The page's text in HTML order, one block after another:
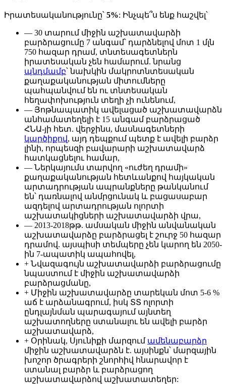
Իրատեսականությունը՝ 5%: Ինչպե՞ս ենք հաշվել՝
— 30 տարում միջին աշխատավարձի
բարձրացումը 7 անգամ՝ դարձնելով մոտ 1 մլն
750 հազար դրամ, տնտեսագետներն
իրատեսական չեն համարում. նրանց
պնդմամբ՝ նախկին մակրոտնտեսական
քաղաքականության միտումները
պահպանվում են ու տնտեսական
հեղափոխություն տեղի չի ունենում,
— Յոթնապատիկ ավելացած աշխատավարձն
անհամատեղելի է 15 անգամ բարձրացած
ՀՆԱ-յի հետ. վերջինս, մասնագետների
կարծիքով, այդ դեպքում պետք է ավելի բարձր
լինի, որպեսզի բավարարի աշխատավարձ
հատկացնելու համար,
— Ներկայումս տարվող «ուժեղ դրամի»
քաղաքականության հետևանքով հայկական
արտադրության ապրանքները թանկանում
են՝ դառնալով անմրցունակ և բացասաբար
ազդելով արտադրության ոլորտի
աշխատակիցների աշխատավարձի վրա,
— 2013-2018թթ. ամսական միջին անվանական
աշխատավարձը բարձրացել է շուրջ 50 հազար
դրամով. այսպիսի տեմպերը չեն կարող են 2050-
ին 7-ապատիկ ապահովել,
+ Նվազագույն աշխատավարձի բարձրացումը
նպաստում է միջին աշխատավարձի
բարձրացմանը,
+ Միջին աշխատավարձը տարեկան մոտ 5-6 %
աճ է արձանագրում, իսկ ՏՏ ոլորտի
ընդլայնման պարագայում այնտեղ
աշխատողները ստանալու են ավելի բարձր
աշխատավարձ,
+ Օրինակ, Սյունիքի մարզում ամենաբարձր
միջին աշխատավարձն է. այսինքն՝ մարզային
խոշոր ծրագրերի շնորհիվ հնարավոր է
ստանալ բարձր և բարձրացող
աշխատավարձով աշխատատեղեր: